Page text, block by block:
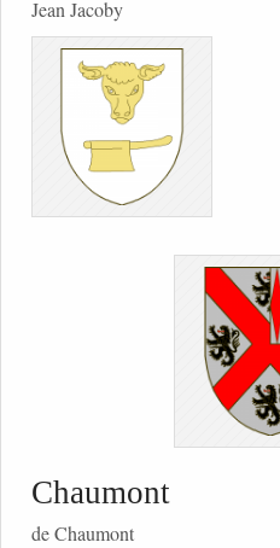
Jean Jacoby
Chaumont
de Chaumont